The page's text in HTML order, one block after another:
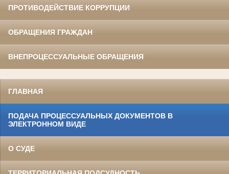
ПРОТИВОДЕЙСТВИЕ КОРРУПЦИИ
ОБРАЩЕНИЯ ГРАЖДАН
ВНЕПРОЦЕССУАЛЬНЫЕ ОБРАЩЕНИЯ
ГЛАВНАЯ
ПОДАЧА ПРОЦЕССУАЛЬНЫХ ДОКУМЕНТОВ В
ЭЛЕКТРОННОМ ВИДЕ
О СУДЕ